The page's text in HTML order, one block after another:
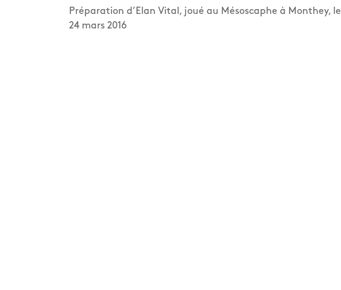
Préparation d’Elan Vital, joué au Mésoscaphe à Monthey, le
24 mars 2016